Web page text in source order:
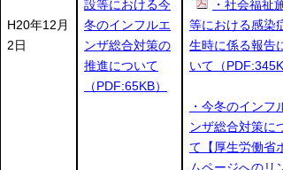
H20年12月
2日
設等における今
冬のインフルエ
ンザ総合対策の
推進について
（PDF:65KB）
・社会福祉
等における感染
生時に係る報告
いて（
・今冬のインフ
ンザ総合対策に
て【厚生労働省
ムページへのリン